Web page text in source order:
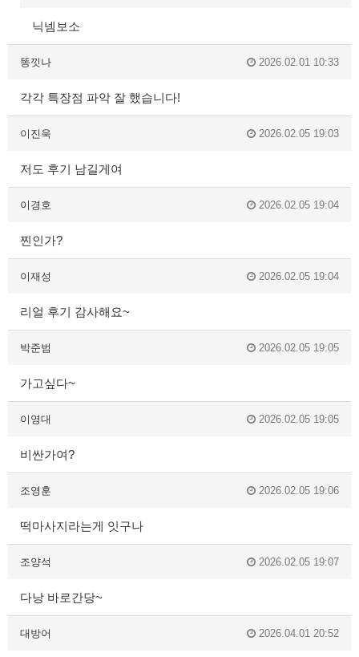
닉넴보소
똥낏나 2026.02.01 10:33
각각 특장점 파악 잘 했습니다!
이진욱 2026.02.05 19:03
저도 후기 남길게여
이경호 2026.02.05 19:04
찐인가?
이재성 2026.02.05 19:04
리얼 후기 감사해요~
박준범 2026.02.05 19:05
가고싶다~
이영대 2026.02.05 19:05
비싼가여?
조영훈 2026.02.05 19:06
떡마사지라는게 잇구나
조양석 2026.02.05 19:07
다낭 바로간당~
대방어 2026.04.01 20:52